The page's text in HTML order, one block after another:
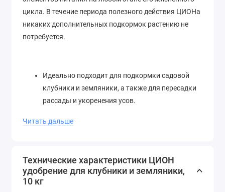
цикла. В течение периода полезного действия ЦИОНа
никаких дополнительных подкормок растению не
потребуется.
Идеально подходит для подкормки садовой
клубники и земляники, а также для пересадки
рассады и укоренения усов.
экологически безопасен.
ожог невозможны.
Не является минеральным удобрением, не
Читать дальше
Технические характеристики ЦИОН
удобрение для клубники и земляники,
10 кг